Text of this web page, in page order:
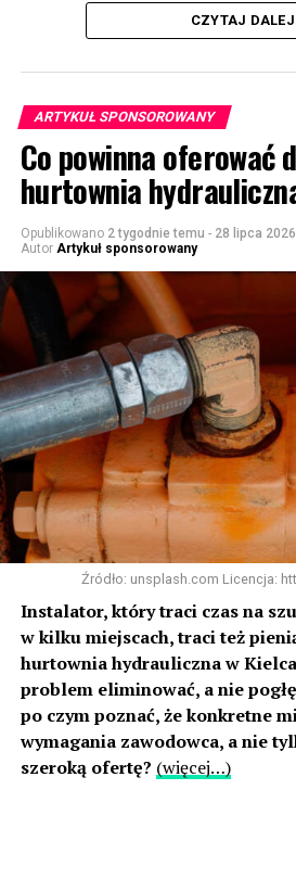
CZYTAJ DALEJ
ARTYKUŁ SPONSOROWANY
Co powinna oferować
hurtownia
Opublikowano 2 tygodnie temu - 28 lipca 2026
Autor Artykuł sponsorowany
Źródło: unsplash.com Licencja:
Instalator, który traci czas na
w kilku miejscach, traci też
hurtownia hydrauliczna w
problem eliminować, a nie
po czym poznać, że konkretne
wymagania zawodowca, a nie
szeroką ofertę? (więcej…)